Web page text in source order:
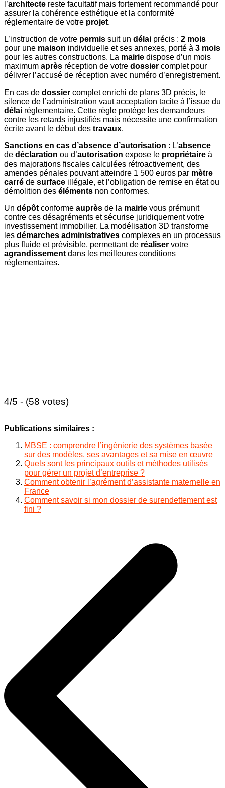
l’architecte reste facultatif mais fortement recommandé pour
assurer la cohérence esthétique et la conformité
réglementaire de votre projet.
L’instruction de votre permis suit un délai précis : 2 mois
pour une maison individuelle et ses annexes, porté à 3 mois
pour les autres constructions. La mairie dispose d’un mois
maximum après réception de votre dossier complet pour
délivrer l’accusé de réception avec numéro d’enregistrement.
En cas de dossier complet enrichi de plans 3D précis, le
silence de l’administration vaut acceptation tacite à l’issue du
délai réglementaire. Cette règle protège les demandeurs
contre les retards injustifiés mais nécessite une confirmation
écrite avant le début des travaux.
Sanctions en cas d’absence d’autorisation : L’absence
de déclaration ou d’autorisation expose le propriétaire à
des majorations fiscales calculées rétroactivement, des
amendes pénales pouvant atteindre 1 500 euros par mètre
carré de surface illégale, et l’obligation de remise en état ou
démolition des éléments non conformes.
Un dépôt conforme auprès de la mairie vous prémunit
contre ces désagréments et sécurise juridiquement votre
investissement immobilier. La modélisation 3D transforme
les démarches administratives complexes en un processus
plus fluide et prévisible, permettant de réaliser votre
agrandissement dans les meilleures conditions
réglementaires.
4/5 - (58 votes)
Publications similaires :
MBSE : comprendre l’ingénierie des systèmes basée
sur des modèles, ses avantages et sa mise en œuvre
Quels sont les principaux outils et méthodes utilisés
pour gérer un projet d’entreprise ?
Comment obtenir l’agrément d’assistante maternelle en
France
Comment savoir si mon dossier de surendettement est
fini ?